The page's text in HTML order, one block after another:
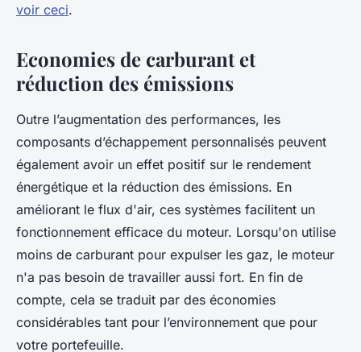
voir ceci.
Economies de carburant et
réduction des émissions
Outre l’augmentation des performances, les
composants d’échappement personnalisés peuvent
également avoir un effet positif sur le rendement
énergétique et la réduction des émissions. En
améliorant le flux d'air, ces systèmes facilitent un
fonctionnement efficace du moteur. Lorsqu'on utilise
moins de carburant pour expulser les gaz, le moteur
n'a pas besoin de travailler aussi fort. En fin de
compte, cela se traduit par des économies
considérables tant pour l’environnement que pour
votre portefeuille.